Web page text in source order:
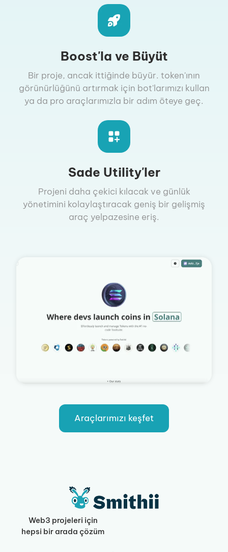
Boost'la ve Büyüt
Bir proje, ancak ittiğinde büyür. token'ının
görünürlüğünü artırmak için bot'larımızı kullan
ya da pro araçlarımızla bir adım öteye geç.
Sade Utility'ler
Projeni daha çekici kılacak ve günlük
yönetimini kolaylaştıracak geniş bir gelişmiş
araç yelpazesine eriş.
Araçlarımızı keşfet
Web3 projeleri için
hepsi bir arada çözüm